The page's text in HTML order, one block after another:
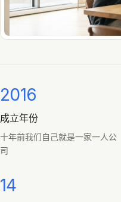
2016
成立年份
十年前我们自己就是一家一人公
司
14